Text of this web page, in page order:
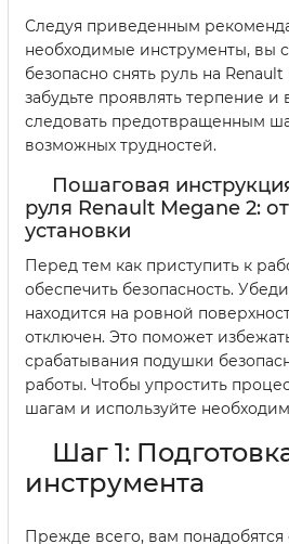
Следуя приведенным
необходимые инструменты, вы
безопасно снять руль на
забудьте проявлять терпение и
следовать предотвращенным
возможных трудностей.
Пошаговая
руля Renault Megane 2:
установки
Перед тем как приступить к
обеспечить безопасность.
находится на ровной
отключен. Это поможет
срабатывания подушки
работы. Чтобы упростить
шагам и используйте
Шаг 1:
инструмента
Прежде всего, вам